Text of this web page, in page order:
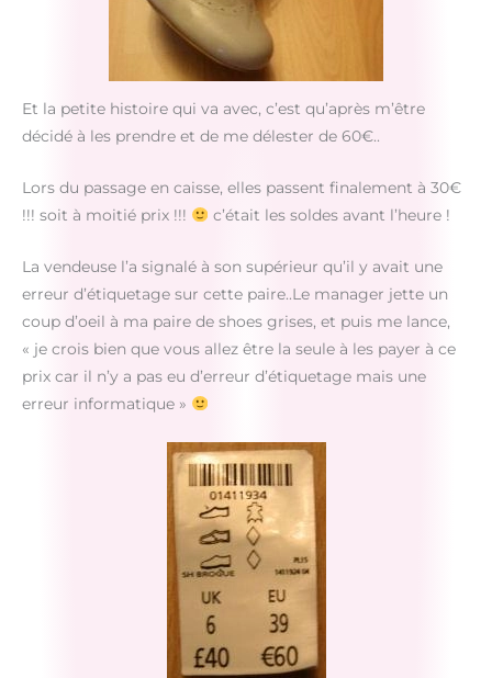
Et la petite histoire qui va avec, c’est qu’après m’être
décidé à les prendre et de me délester de 60€..
Lors du passage en caisse, elles passent finalement à 30€
!!! soit à moitié prix !!!
c’était les soldes avant l’heure !
La vendeuse l’a signalé à son supérieur qu’il y avait une
erreur d’étiquetage sur cette paire..Le manager jette un
coup d’oeil à ma paire de shoes grises, et puis me lance,
« je crois bien que vous allez être la seule à les payer à ce
prix car il n’y a pas eu d’erreur d’étiquetage mais une
erreur informatique »